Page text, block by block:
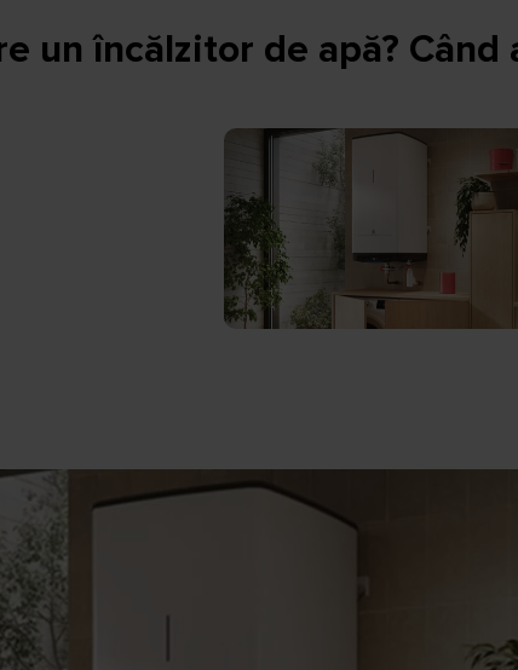
un încălzitor de apă?